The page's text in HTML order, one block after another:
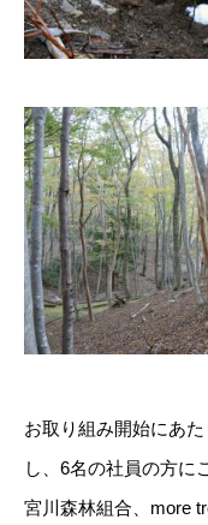
お取り組み開始にあ
し、6名の社員の方に
宮川森林組合、more